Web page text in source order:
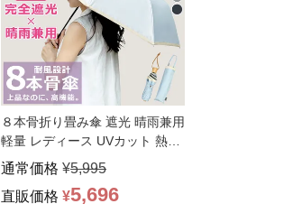
８本骨折り畳み傘 遮光 晴雨兼用
軽量 レディース UVカット 熱中
症対策 完全 …
通常価格 ¥5,995
直販価格 ¥5,696